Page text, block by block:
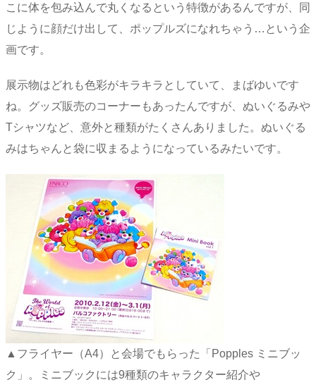
こに体を包み込んで丸くなるという特徴があるんですが、同
じように顔だけ出して、ポップルズになれちゃう…という企
画です。
展示物はどれも色彩がキラキラとしていて、まばゆいです
ね。グッズ販売のコーナーもあったんですが、ぬいぐるみや
Tシャツなど、意外と種類がたくさんありました。ぬいぐる
みはちゃんと袋に収まるようになっているみたいです。
▲フライヤー（A4）と会場でもらった「Popples ミニブッ
ク」。ミニブックには9種類のキャラクター紹介や